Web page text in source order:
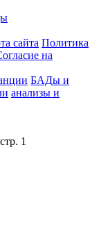
сайта Политика
на
БАДы и
анализы и
1